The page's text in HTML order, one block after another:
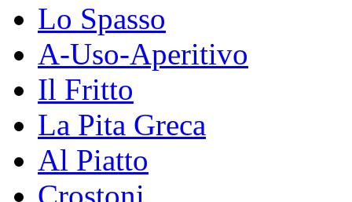
Lo Spasso
A-Uso-Aperitivo
Il Fritto
La Pita Greca
Al Piatto
Crostoni